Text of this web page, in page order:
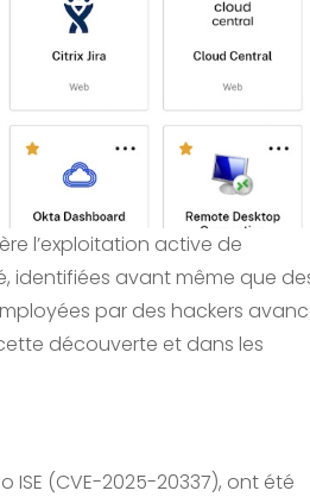
l’exploitation active de
identifiées avant même que
par des hackers
découverte et dans les
ISE (CVE-2025-20337), ont été